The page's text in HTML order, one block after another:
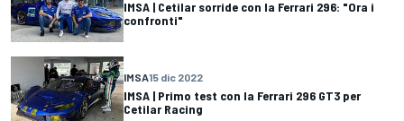
IMSA | Cetilar sorride con la Ferrari 296: "Ora i
confronti"
IMSA15 dic 2022
IMSA | Primo test con la Ferrari 296 GT3 per
Cetilar Racing